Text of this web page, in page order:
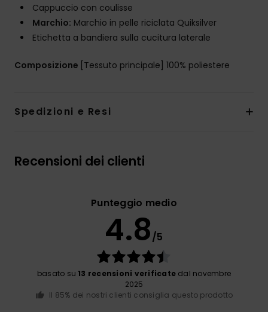
Cappuccio con coulisse
Marchio: Marchio in pelle riciclata Quiksilver
Etichetta a bandiera sulla cucitura laterale
Composizione [Tessuto principale] 100% poliestere
Spedizioni e Resi
Recensioni dei clienti
Punteggio medio
4.8/5
basato su 13 recensioni verificate dal novembre
2025
Il 85% dei nostri clienti consiglia questo prodotto